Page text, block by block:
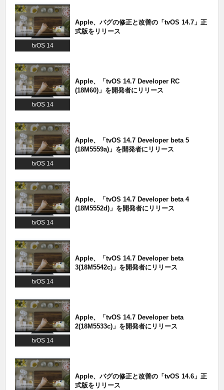
tvOS 14
Apple、バグの修正と改善の「tvOS 14.7」正
式版をリリース
tvOS 14
Apple、「tvOS 14.7 Developer RC
(18M60)」を開発者にリリース
tvOS 14
Apple、「tvOS 14.7 Developer beta 5
(18M5559a)」を開発者にリリース
tvOS 14
Apple、「tvOS 14.7 Developer beta 4
(18M5552d)」を開発者にリリース
tvOS 14
Apple、「tvOS 14.7 Developer beta
3(18M5542c)」を開発者にリリース
tvOS 14
Apple、「tvOS 14.7 Developer beta
2(18M5533c)」を開発者にリリース
Apple、バグの修正と改善の「tvOS 14.6」正
式版をリリース